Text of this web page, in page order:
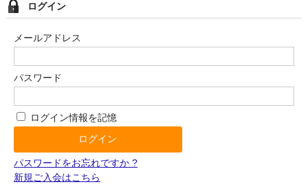
ログイン
メールアドレス
パスワード
ログイン情報を記憶
パスワードをお忘れですか ?
新規ご入会はこちら